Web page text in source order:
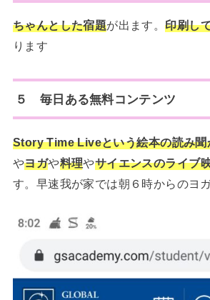
ちゃんとした宿題が出ます。印刷し
ります
５ 毎日ある無料コンテンツ
Story Time Liveという絵本の読み聞
やヨガや料理やサイエンスのライブ
す。早速我が家では朝６時からのヨ